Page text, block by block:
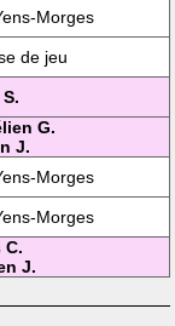
Morges
de jeu
G.
J.
Morges
Morges
C.
J.